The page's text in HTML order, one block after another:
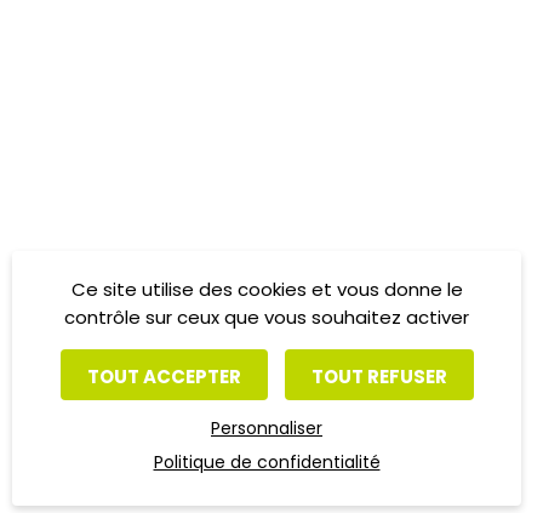
Ce site utilise des cookies et vous donne le
contrôle sur ceux que vous souhaitez activer
TOUT ACCEPTER TOUT REFUSER
Personnaliser
Politique de confidentialité